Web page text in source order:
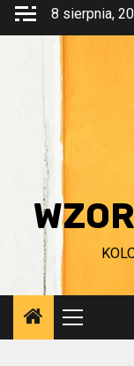
Przejdź
8 sierpnia,
Menu
główne